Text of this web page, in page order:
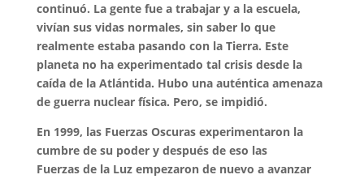
continuó. La gente fue a trabajar y a la escuela,
vivían sus vidas normales, sin saber lo que
realmente estaba pasando con la Tierra. Este
planeta no ha experimentado tal crisis desde la
caída de la Atlántida. Hubo una auténtica amenaza
de guerra nuclear física. Pero, se impidió.
En 1999, las Fuerzas Oscuras experimentaron la
cumbre de su poder y después de eso las
Fuerzas de la Luz empezaron de nuevo a avanzar